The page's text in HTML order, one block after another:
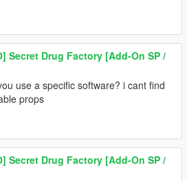
Secret Drug Factory [Add-On SP /
use a specific software? i cant find
props
Secret Drug Factory [Add-On SP /